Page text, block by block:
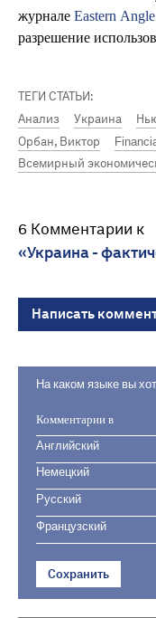
журналеEastern Angle
разрешение
ТЕГИ СТАТЬИ:
Анализ
Украина
Орбан, Виктор
Всемирный
6 Комментарии к
«Украина -
Написать
На каком языке вы
Комментарии в
Английский
Немецкий
Русский
Французский
Сохранить